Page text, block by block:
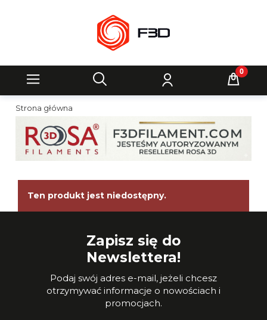
Strona główna
Ten produkt jest niedostępny.
Zapisz się do
Newslettera!
Podaj swój adres e-mail, jeżeli chcesz
otrzymywać informacje o nowościach i
promocjach.